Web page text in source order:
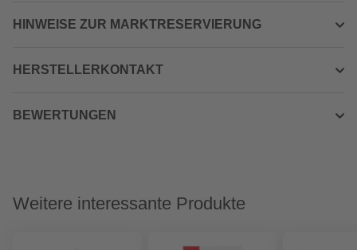
HINWEISE ZUR MARKTRESERVIERUNG
HERSTELLERKONTAKT
BEWERTUNGEN
Weitere interessante Produkte